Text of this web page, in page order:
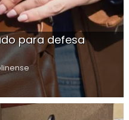
para defesa